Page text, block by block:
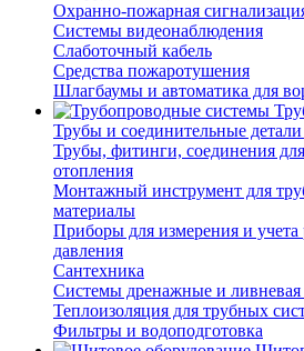
Охранно-пожарная
Системы видеонаблюдения
Слаботочный кабель
Средства пожаротушения
Шлагбаумы и автоматика для
Трубы и соединительные
Трубы, фитинги, соединения
отопления
Монтажный инструмент для
материалы
Приборы для измерения и учета
давления
Сантехника
Системы дренажные и ливневая
Теплоизоляция для трубных
Фильтры и водоподготовка